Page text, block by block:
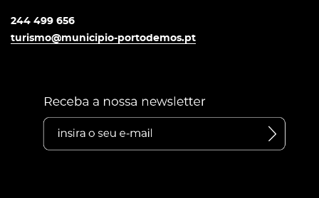
244 499 656
turismo@municipio-portodemos.pt